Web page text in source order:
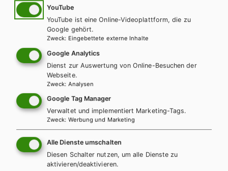
stephanie.karmel@hpt.at
LEKTORAT
MMag. Verena-Cathrin Bauer
+ 43 1 403 77 77 152
verena.bauer@hpt.at
LEKTORAT
YouTube
YouTube ist eine Online-Videoplattform, die zu
Google gehört.
Zweck: Eingebettete externe Inhalte
Google Analytics
Dienst zur Auswertung von Online-Besuchen der
Webseite.
Zweck: Analysen
Google Tag Manager
Verwaltet und implementiert Marketing-Tags.
Zweck: Werbung und Marketing
Alle Dienste umschalten
Diesen Schalter nutzen, um alle Dienste zu
aktivieren/deaktivieren.